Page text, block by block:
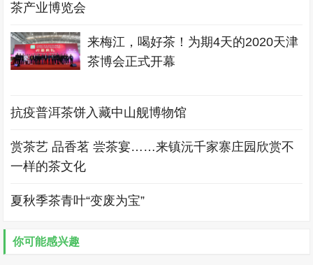
茶产业博览会
来梅江，喝好茶！为期4天的2020天津
茶博会正式开幕
抗疫普洱茶饼入藏中山舰博物馆
赏茶艺 品香茗 尝茶宴……来镇沅千家寨庄园欣赏不
一样的茶文化
夏秋季茶青叶“变废为宝”
你可能感兴趣